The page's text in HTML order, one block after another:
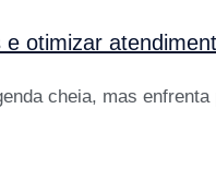
otimizar
cheia, mas